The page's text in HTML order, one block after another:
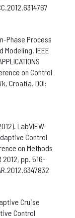
Phase Process
IEEE
on Control
Croatia. DOI:
LabVIEW-
Control
on Methods
2012, pp. 516-
Cruise
Control